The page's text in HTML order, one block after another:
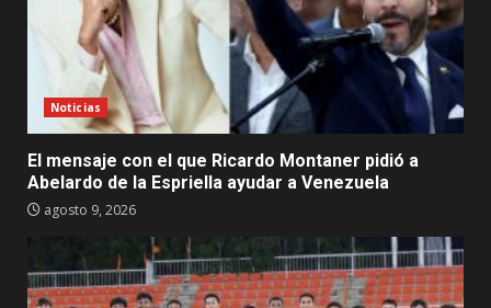
Noticias
El mensaje con el que Ricardo Montaner pidió a
Abelardo de la Espriella ayudar a Venezuela
agosto 9, 2026